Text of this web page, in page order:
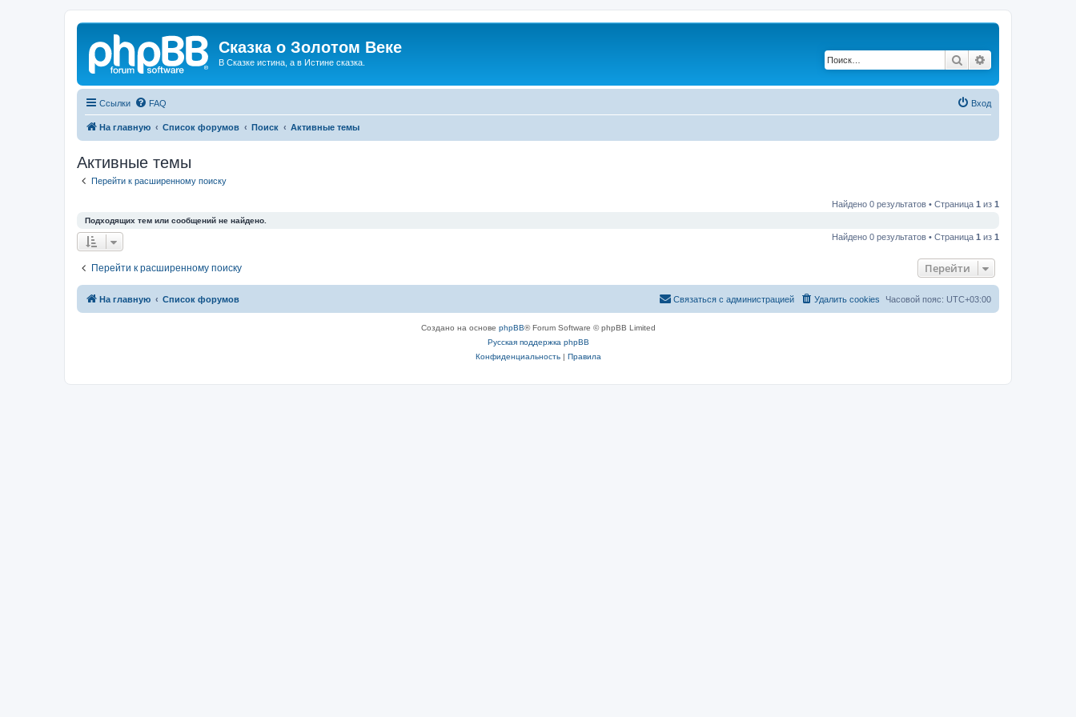
Сказка о Золотом Веке
В Сказке истина, а в Истине сказка. Поиск
Ссылки FAQ Вход
На главную Список форумов Поиск Активные темы
Активные темы
Перейти к расширенному поиску
Найдено 0 результатов • Страница 1 из 1
Подходящих тем или сообщений не найдено.
Найдено 0 результатов • Страница 1 из 1
Перейти к расширенному поиску Перейти
На главную Список форумов Часовой пояс: UTC+03:00
Удалить cookies
Связаться с администрацией
Создано на основе phpBB® Forum Software © phpBB Limited
Русская поддержка phpBB
Конфиденциальность| Правила